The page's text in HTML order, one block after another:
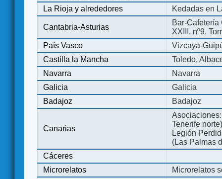
La Rioja y alrededores
Kedadas en
Cantabria-Asturias
Bar-
XXIII, nº9,
País Vasco
Vizcaya-
Castilla la Mancha
Toledo,
Navarra
Navarra
Galicia
Galicia
Badajoz
Badajoz
Canarias
Tenerife
Legión
(Las Palmas
Cáceres
Microrelatos
Microrelatos